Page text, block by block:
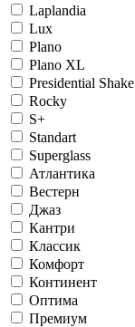
Laplandia
Lux
Plano
Plano XL
Presidential Shake
Rocky
S+
Standart
Superglass
Атлантика
Вестерн
Джаз
Кантри
Классик
Комфорт
Континент
Оптима
Премиум